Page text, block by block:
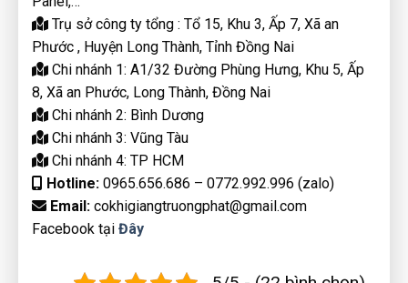
Trụ sở công ty tổng : Tổ 15, Khu 3, Ấp 7, Xã an
Phước , Huyện Long Thành, Tỉnh Đồng Nai
Chi nhánh 1: A1/32 Đường Phùng Hưng, Khu 5, Ấp
8, Xã an Phước, Long Thành, Đồng Nai
Chi nhánh 2: Bình Dương
Chi nhánh 3: Vũng Tàu
Chi nhánh 4: TP HCM
Hotline: 0965.656.686 – 0772.992.996 (zalo)
Email: cokhigiangtruongphat@gmail.com
Facebook tại Đây